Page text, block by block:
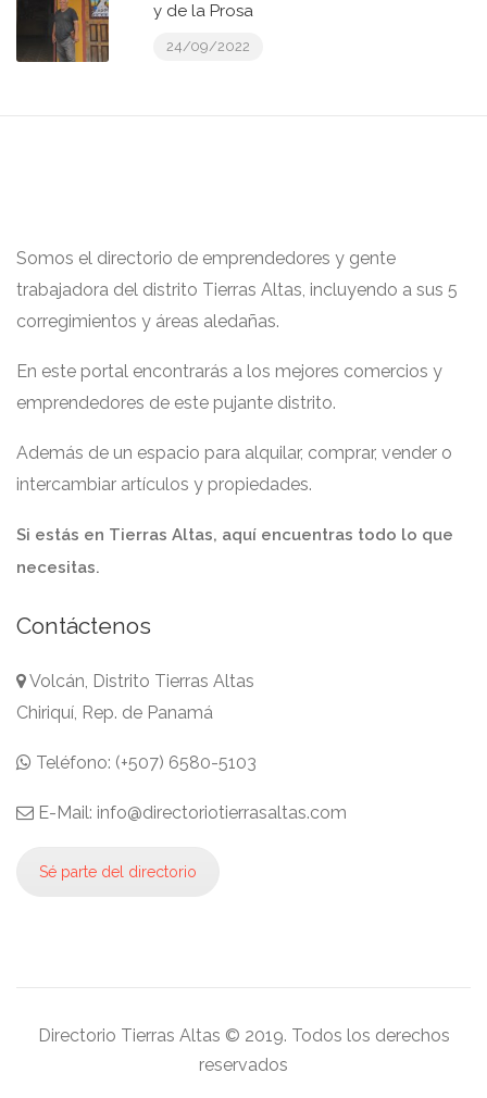
y de la Prosa
24/09/2022
Somos el directorio de emprendedores y gente
trabajadora del distrito Tierras Altas, incluyendo a sus 5
corregimientos y áreas aledañas.
En este portal encontrarás a los mejores comercios y
emprendedores de este pujante distrito.
Además de un espacio para alquilar, comprar, vender o
intercambiar artículos y propiedades.
Si estás en Tierras Altas, aquí encuentras todo lo que
necesitas.
Contáctenos
Volcán, Distrito Tierras Altas
Chiriquí, Rep. de Panamá
Teléfono: (+507) 6580-5103
E-Mail: info@directoriotierrasaltas.com
Sé parte del directorio
Directorio Tierras Altas © 2019. Todos los derechos
reservados